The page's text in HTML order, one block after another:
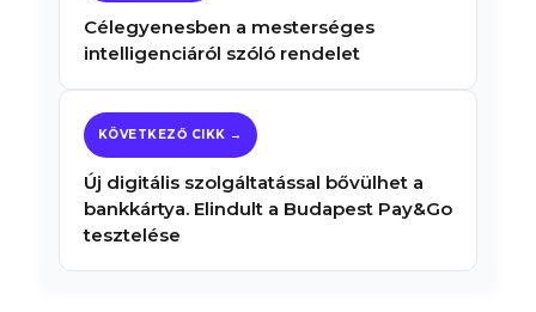
Célegyenesben a mesterséges
intelligenciáról szóló rendelet
Új digitális szolgáltatással bővülhet a
bankkártya. Elindult a Budapest Pay&Go
tesztelése